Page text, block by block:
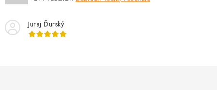
Juraj Ďurský